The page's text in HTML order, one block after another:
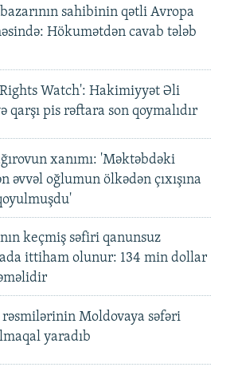
sahibinin qətli Avropa
Hökumətdən cavab tələb
Watch': Hakimiyyət Əli
qarşı pis rəftara son qoymalıdır
xanımı: 'Məktəbdəki
əvvəl oğlumun ölkədən çıxışına
keçmiş səfiri qanunsuz
ittiham olunur: 134 min dollar
Moldovaya səfəri
yaradıb